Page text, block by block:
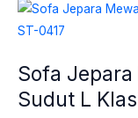
Sofa Jepara
Sudut L
Sofa
Jepara
Set
Kursi